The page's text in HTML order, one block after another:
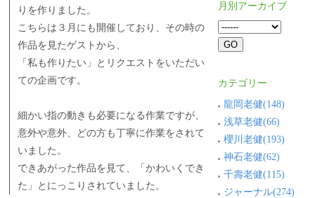
りを作りました。
こちらは３月にも開催しており、その時の
作品を見たゲストから、
「私も作りたい」とリクエストをいただい
ての企画です。
細かい指の動きも必要になる作業ですが、
意外や意外、どの方も丁寧に作業をされて
いました。
できあがった作品を見て、「かわいくでき
た」とにっこりされていました。
月別アーカイブ
カテゴリー
龍岡老健(148)
浅草老健(66)
櫻川老健(193)
神石老健(62)
千壽老健(115)
ジャーナル(274)